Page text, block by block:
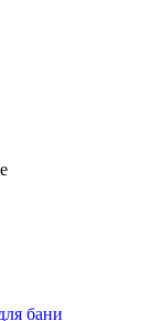
бани